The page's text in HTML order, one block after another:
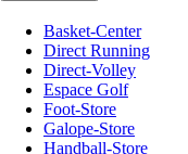
Basket-Center
Direct Running
Direct-Volley
Espace Golf
Foot-Store
Galope-Store
Handball-Store